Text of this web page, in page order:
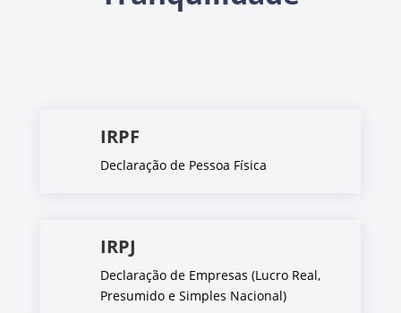
IRPF
Declaração de Pessoa Física
IRPJ
Declaração de Empresas (Lucro Real,
Presumido e Simples Nacional)